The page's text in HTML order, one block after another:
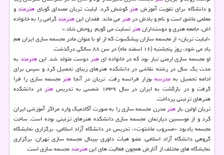
و دانشگاه برای تقویت آموزش هنر كوشش كرد. لیلیت تریان مصداق گویای هنرمندو
معلمی عاشق است و نام و یادش درهنر می ماند. فقدان اینهنرمندگرامی را به خانواده
اش، جامعه هنری و دوستدارانهنرتسلیت می گویم. روحش شاد.»
«لیلیت تریان» از مجسمه سازان پیشكسوت كه از او با عنوان مادر مجسمه سازی ایران هم
یاد می شود، روز پنجشنبه (۱۶ اسفند ماه) در سن ۸۸ سالگی درگذشت.
او مجسمه سازی ارمنی تبار بود كه در خانواده ایهنر دوست متولد شد. اینهنرمندبه
مدت یك سال در رشته نقاشی در دانشكده هنرهای زیبای تحصیل كرد و سپس برای
ادامه تحصیل به مدرسهبوزار فرانسه رفت. تریان در آنجا هنر مجسمه سازی را فرا
گرفت و در بازگشت به ایران در سال ۱۳۳۹ شمسی به تدریس
هنر در دانشكده
هنرهای تزئینی پرداخت.
تریان اولین بارهنر مدرن مجسمه سازی را به صورت آكادمیك وارد مراكز آموزشی ایران
كرد و از موسسین دپارتمان مجسمه سازی دانشكده هنرهای تزئینی بوده است. ساخت
مجسمه یادبود «مسروب ماشتوت»، تدریس در دانشگاه آزاد اسلامی، برگزاری نمایشگاه
گروهی دانشگاه آزاد اسلامی، عضو هیأت داوری بیینال مجسمه سازی تهران، برگزاری
نمایشگاه های مختلف از آثارش همچون فعالیت های اینهنرمندمجسمه سازی است.